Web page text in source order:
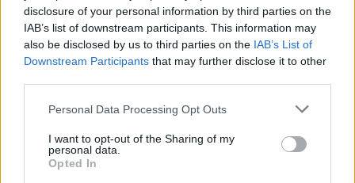
disclosure of your personal information by third parties on the
IAB’s list of downstream participants. This information may
also be disclosed by us to third parties on the IAB’s List of
Downstream Participants that may further disclose it to other
Personal Data Processing Opt Outs
I want to opt-out of the Sharing of my
personal data.
Opted In
“Meta” gjobitet me 567
milionë dollarë të tjerë për
sigurinë e fëmijëve,
Horoskopi 7 Gusht 2026/
Çfarë kanë rezervuar yjet